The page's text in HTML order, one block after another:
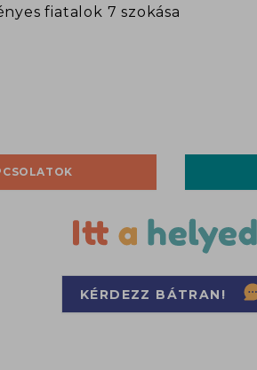
fiatalok 7 szokása
KÉRDEZZ BÁTRAN!